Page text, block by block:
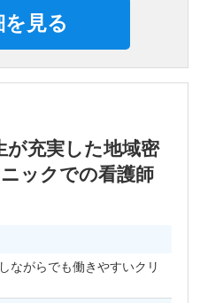
を見る
が充実した地域密
ックでの看護師
ながらでも働きやすいクリ